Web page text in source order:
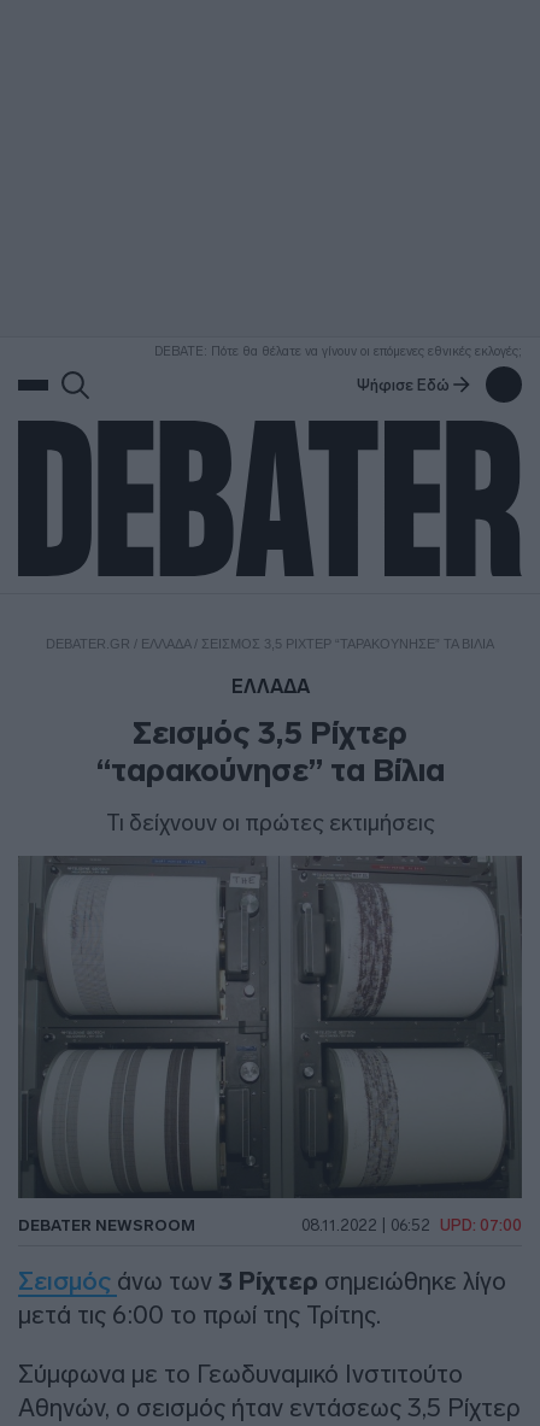
DEBATE: Πότε θα θέλατε να γίνουν οι επόμενες εθνικές εκλογές;
Ψήφισε Εδώ
DEBATER.GR / ΕΛΛΑΔΑ/ ΣΕΙΣΜΌΣ 3,5 ΡΊΧΤΕΡ “ΤΑΡΑΚΟΎΝΗΣΕ” ΤΑ ΒΊΛΙΑ
ΕΛΛΑΔΑ
Σεισμός 3,5 Ρίχτερ
“ταρακούνησε” τα Βίλια
Τι δείχνουν οι πρώτες εκτιμήσεις
DEBATER NEWSROOM 08.11.2022 | 06:52 UPD: 07:00
Σεισμός άνω των 3 Ρίχτερ σημειώθηκε λίγο
μετά τις 6:00 το πρωί της Τρίτης.
Σύμφωνα με το Γεωδυναμικό Ινστιτούτο
Αθηνών, ο σεισμός ήταν εντάσεως 3,5 Ρίχτερ